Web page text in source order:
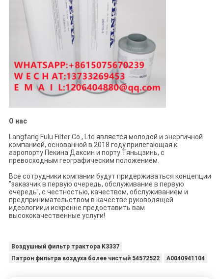
О нас
Langfang Fulu Filter Co., Ltd является молодой и энергичной
компанией, основанной в 2018 году.прилегающая к
аэропорту Пекина Даксин и порту Тяньцзинь, с
превосходным географическим положением.
Все сотрудники компании будут придерживаться концепции
"заказчик в первую очередь, обслуживание в первую
очередь", с честностью, качеством, обслуживанием и
предпринимательством в качестве руководящей
идеологии,и искренне предоставить вам
высококачественные услуги!
Воздушный фильтр трактора K3337
Патрон фильтра воздуха более чистый 54572522
A0040941104